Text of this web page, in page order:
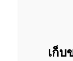
เก็บ